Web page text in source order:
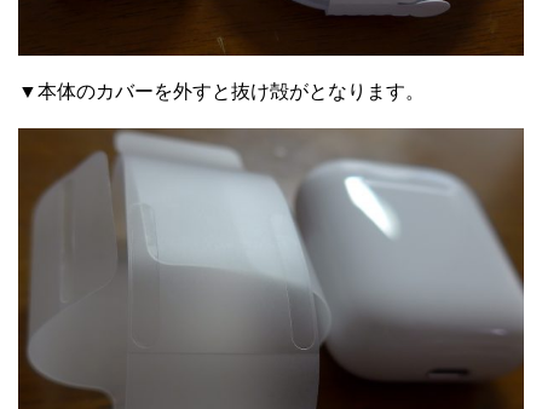
▼本体のカバーを外すと抜け殻がとなります。